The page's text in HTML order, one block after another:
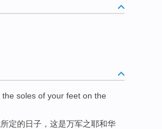
the soles of your feet on the
所定的日子 ， 这是万军之耶和华